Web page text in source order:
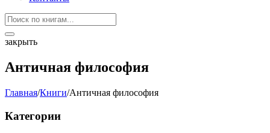
закрыть
Античная философия
Главная/Книги/Античная философия
Категории